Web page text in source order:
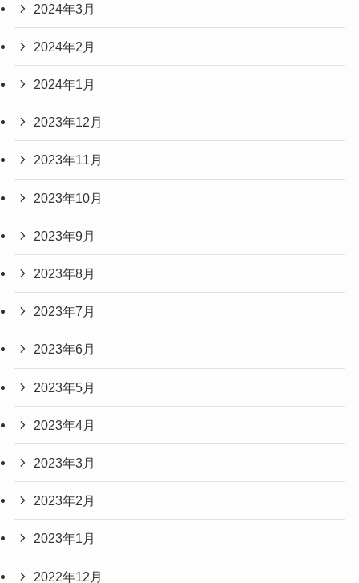
2024年3月
2024年2月
2024年1月
2023年12月
2023年11月
2023年10月
2023年9月
2023年8月
2023年7月
2023年6月
2023年5月
2023年4月
2023年3月
2023年2月
2023年1月
2022年12月